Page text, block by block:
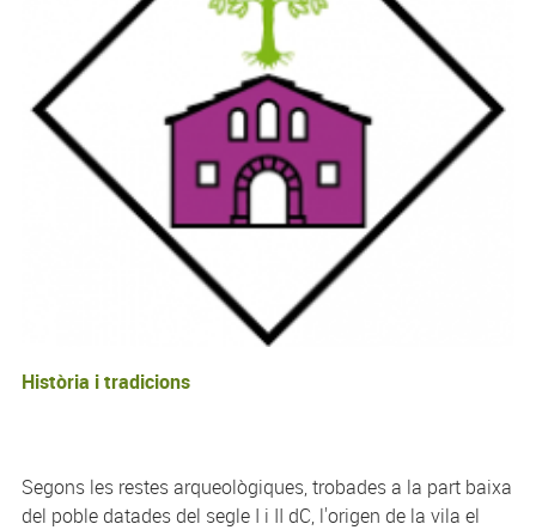
Història i tradicions
Segons les restes arqueològiques, trobades a la part baixa
del poble datades del segle I i II dC, l'origen de la vila el